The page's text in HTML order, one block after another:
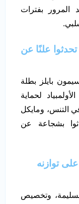
المرور بفترات
علنًا عن
بايلز بطلة
لحماية
التنس، ومايكل
بشجاعة عن
توازنه
وتخصيص